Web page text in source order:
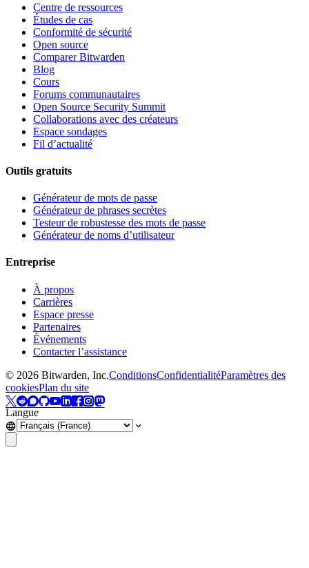
Centre de ressources
Études de cas
Conformité de sécurité
Open source
Comparer Bitwarden
Blog
Cours
Forums communautaires
Open Source Security Summit
Collaborations avec des créateurs
Espace sondages
Fil d’actualité
Outils gratuits
Générateur de mots de passe
Générateur de phrases secrètes
Testeur de robustesse des mots de passe
Générateur de noms d’utilisateur
Entreprise
À propos
Carrières
Espace presse
Partenaires
Événements
Contacter l’assistance
© 2026 Bitwarden, Inc.ConditionsConfidentialitéParamètres des
cookiesPlan du site
Langue